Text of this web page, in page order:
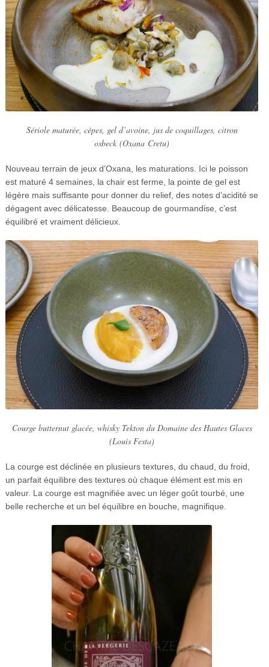
Sériole maturée, cèpes, gel d’avoine, jus de coquillages, citron
osbeck (Oxana Cretu)
Nouveau terrain de jeux d’Oxana, les maturations. Ici le poisson
est maturé 4 semaines, la chair est ferme, la pointe de gel est
légère mais suffisante pour donner du relief, des notes d’acidité se
dégagent avec délicatesse. Beaucoup de gourmandise, c’est
équilibré et vraiment délicieux.
Courge butternut glacée, whisky Tekton du Domaine des Hautes Glaces
(Louis Festa)
La courge est déclinée en plusieurs textures, du chaud, du froid,
un parfait équilibre des textures où chaque élément est mis en
valeur. La courge est magnifiée avec un léger goût tourbé, une
belle recherche et un bel équilibre en bouche, magnifique.